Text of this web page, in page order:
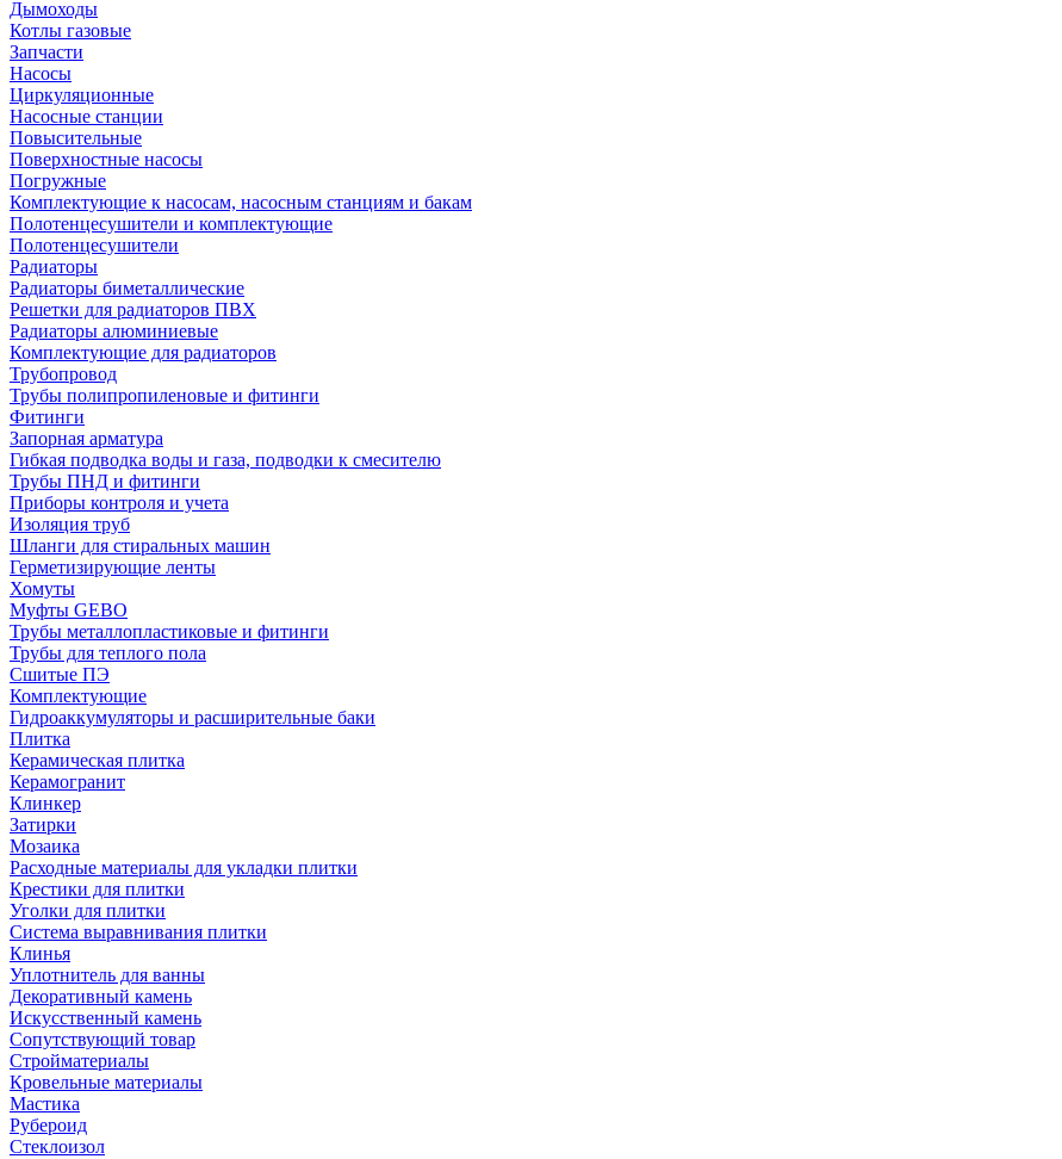
Дымоходы
Котлы газовые
Запчасти
Насосы
Циркуляционные
Насосные станции
Повысительные
Поверхностные насосы
Погружные
Комплектующие к насосам, насосным станциям и бакам
Полотенцесушители и комплектующие
Полотенцесушители
Радиаторы
Радиаторы биметаллические
Решетки для радиаторов ПВХ
Радиаторы алюминиевые
Комплектующие для радиаторов
Трубопровод
Трубы полипропиленовые и фитинги
Фитинги
Запорная арматура
Гибкая подводка воды и газа, подводки к смесителю
Трубы ПНД и фитинги
Приборы контроля и учета
Изоляция труб
Шланги для стиральных машин
Герметизирующие ленты
Хомуты
Муфты GEBO
Трубы металлопластиковые и фитинги
Трубы для теплого пола
Сшитые ПЭ
Комплектующие
Гидроаккумуляторы и расширительные баки
Плитка
Керамическая плитка
Керамогранит
Клинкер
Затирки
Мозаика
Расходные материалы для укладки плитки
Крестики для плитки
Уголки для плитки
Система выравнивания плитки
Клинья
Уплотнитель для ванны
Декоративный камень
Искусственный камень
Сопутствующий товар
Стройматериалы
Кровельные материалы
Мастика
Рубероид
Стеклоизол